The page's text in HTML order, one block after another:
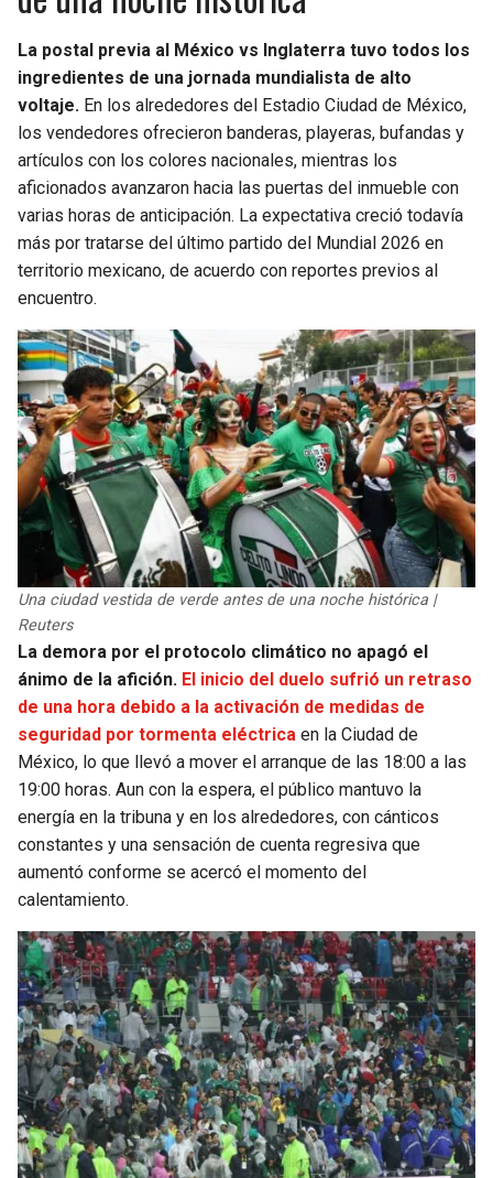
La postal previa al México vs Inglaterra tuvo todos los
ingredientes de una jornada mundialista de alto
voltaje. En los alrededores del Estadio Ciudad de México,
los vendedores ofrecieron banderas, playeras, bufandas y
artículos con los colores nacionales, mientras los
aficionados avanzaron hacia las puertas del inmueble con
varias horas de anticipación. La expectativa creció todavía
más por tratarse del último partido del Mundial 2026 en
territorio mexicano, de acuerdo con reportes previos al
encuentro.
Una ciudad vestida de verde antes de una noche histórica |
Reuters
La demora por el protocolo climático no apagó el
ánimo de la afición. El inicio del duelo sufrió un retraso
de una hora debido a la activación de medidas de
seguridad por tormenta eléctrica en la Ciudad de
México, lo que llevó a mover el arranque de las 18:00 a las
19:00 horas. Aun con la espera, el público mantuvo la
energía en la tribuna y en los alrededores, con cánticos
constantes y una sensación de cuenta regresiva que
aumentó conforme se acercó el momento del
calentamiento.